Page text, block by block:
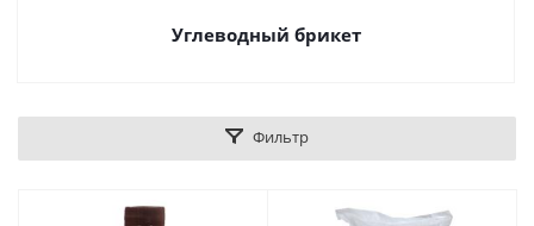
Углеводный брикет
Фильтр